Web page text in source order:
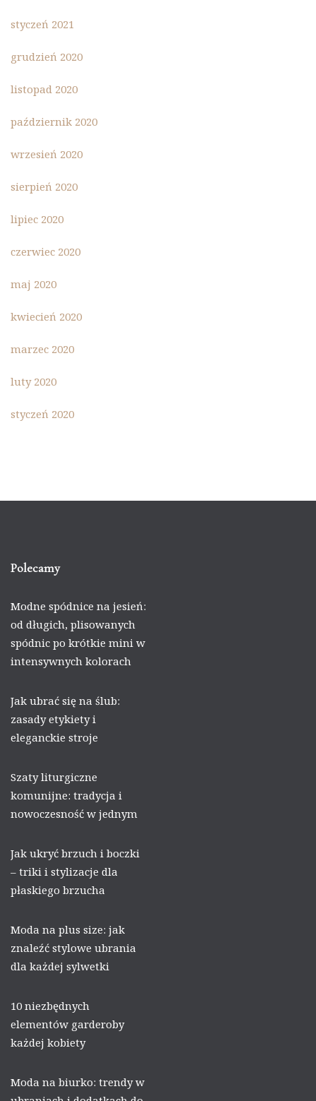
styczeń 2021
grudzień 2020
listopad 2020
październik 2020
wrzesień 2020
sierpień 2020
lipiec 2020
czerwiec 2020
maj 2020
kwiecień 2020
marzec 2020
luty 2020
styczeń 2020
Polecamy
Modne spódnice na jesień:
od długich, plisowanych
spódnic po krótkie mini w
intensywnych kolorach
Jak ubrać się na ślub:
zasady etykiety i
eleganckie stroje
Szaty liturgiczne
komunijne: tradycja i
nowoczesność w jednym
Jak ukryć brzuch i boczki
– triki i stylizacje dla
płaskiego brzucha
Moda na plus size: jak
znaleźć stylowe ubrania
dla każdej sylwetki
10 niezbędnych
elementów garderoby
każdej kobiety
Moda na biurko: trendy w